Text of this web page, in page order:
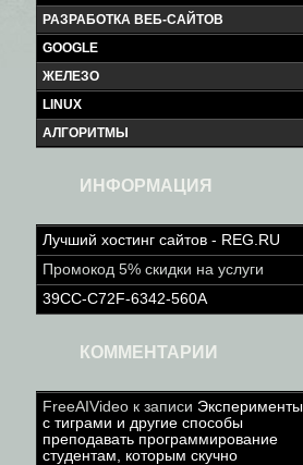
РАЗРАБОТКА ВЕБ-САЙТОВ
GOOGLE
ЖЕЛЕЗО
LINUX
АЛГОРИТМЫ
ИНФОРМАЦИЯ
Лучший хостинг сайтов - REG.RU
Промокод 5% скидки на услуги
39CC-C72F-6342-560A
КОММЕНТАРИИ
FreeAIVideo к записи Эксперименты
с тиграми и другие способы
преподавать программирование
студентам, которым скучно